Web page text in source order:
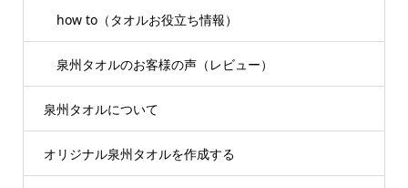
how to（タオルお役立ち情報）
泉州タオルのお客様の声（レビュー）
泉州タオルについて
オリジナル泉州タオルを作成する